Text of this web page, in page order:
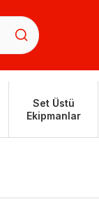
Set Üstü
Ekipmanlar